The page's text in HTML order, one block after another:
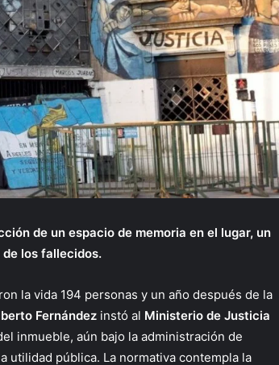
de un espacio de memoria en el lugar, un
los fallecidos.
la vida 194 personas y un año después de la
Fernández instó al Ministerio de Justicia
inmueble, aún bajo la administración de
utilidad pública. La normativa contempla la